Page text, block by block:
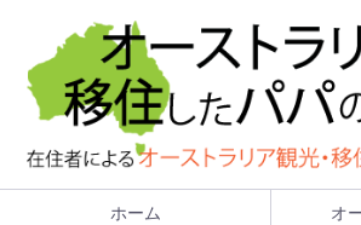
ホーム オ